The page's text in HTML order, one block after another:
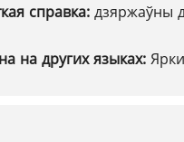
справка: дзяржаўны
на других языках: